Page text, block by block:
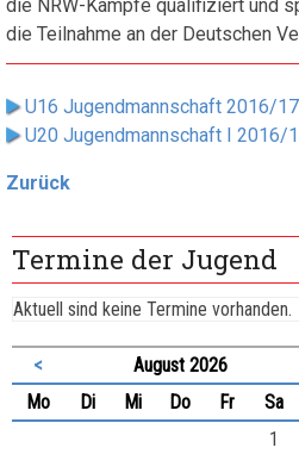
die NRW-Kämpfe qualifiziert und
die Teilnahme an der Deutschen
U16 Jugendmannschaft 2016/17
U20 Jugendmannschaft I 2016/
Zurück
Termine der Jugend
Aktuell sind keine Termine vorhanden.
< August 2026
Montag Dienstag
Mittwoch
Donnerstag
FreitagSa
1